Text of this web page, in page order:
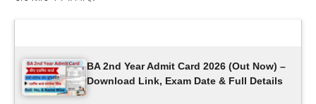
BA 2nd Year Admit Card 2026 (Out Now) –
Download Link, Exam Date & Full Details